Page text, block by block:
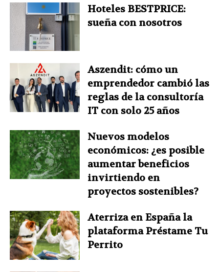
Hoteles BESTPRICE:
sueña con nosotros
Aszendit: cómo un
emprendedor cambió las
reglas de la consultoría
IT con solo 25 años
Nuevos modelos
económicos: ¿es posible
aumentar beneficios
invirtiendo en
proyectos sostenibles?
Aterriza en España la
plataforma Préstame Tu
Perrito